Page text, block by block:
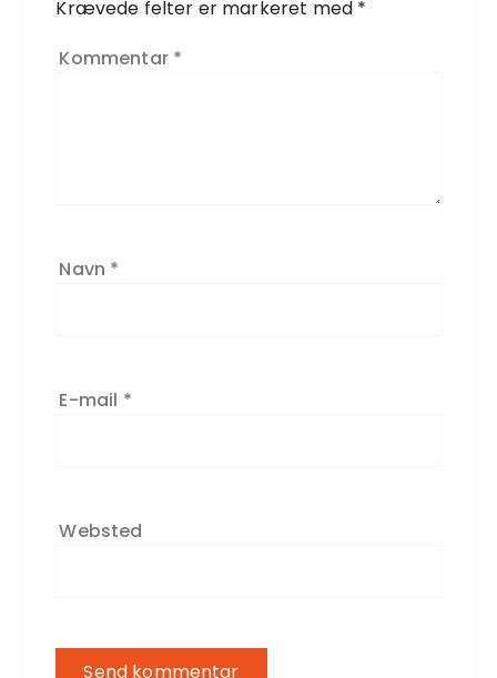
Krævede felter er markeret med *
Kommentar *
Navn *
E-mail *
Websted